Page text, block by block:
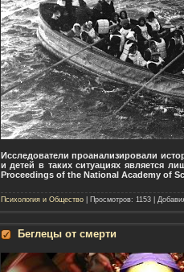
Исследователи проанализировали
и детей в таких ситуациях является
Proceedings of the National Academy of
Психология и Общество| Просмотров: 1153 |
Беглецы от смерти